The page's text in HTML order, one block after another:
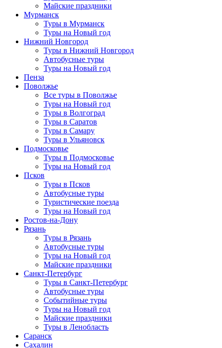
Майские праздники
Мурманск
Туры в Мурманск
Туры на Новый год
Нижний Новгород
Туры в Нижний Новгород
Автобусные туры
Туры на Новый год
Пенза
Поволжье
Все туры в Поволжье
Туры на Новый год
Туры в Волгоград
Туры в Саратов
Туры в Самару
Туры в Ульяновск
Подмосковье
Туры в Подмосковье
Туры на Новый год
Псков
Туры в Псков
Автобусные туры
Туристические поезда
Туры на Новый год
Ростов-на-Дону
Рязань
Туры в Рязань
Автобусные туры
Туры на Новый год
Майские праздники
Санкт-Петербург
Туры в Санкт-Петербург
Автобусные туры
Событийные туры
Туры на Новый год
Майские праздники
Туры в Ленобласть
Саранск
Сахалин